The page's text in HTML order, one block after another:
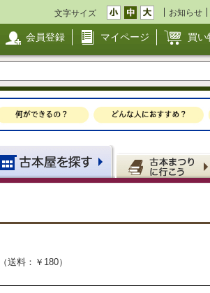
文字サイズ お知らせ
会員登録 マイページ 買い
（送料：￥180）